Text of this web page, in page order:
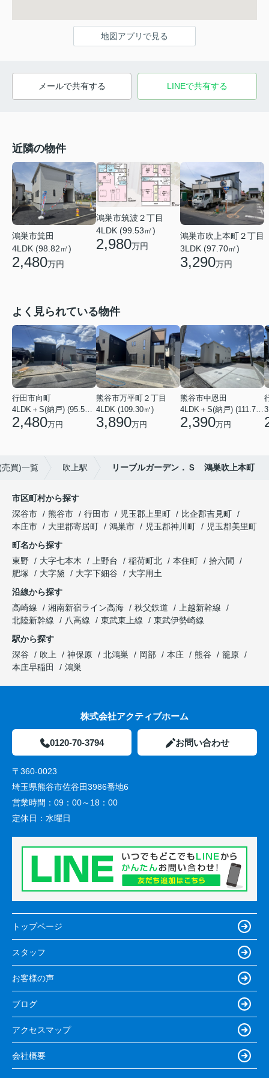
地図アプリで見る
メールで共有する LINEで共有する
近隣の物件
鴻巣市箕田
4LDK (98.82㎡)
2,480万円
鴻巣市筑波２丁目
4LDK (99.53㎡)
2,980万円
鴻巣市吹上本町２丁目
3LDK (97.70㎡)
3,290万円
よく見られている物件
行田市向町
4LDK＋S(納戸) (95.58㎡)
2,480万円
熊谷市万平町２丁目
4LDK (109.30㎡)
3,890万円
熊谷市中恩田
4LDK＋S(納戸) (111.78㎡)
2,390万円
買)一覧 吹上駅 リーブルガーデン．Ｓ 鴻巣吹上本町
市区町村から探す
深谷市
熊谷市 行田市 児玉郡上里町
比企郡吉見町
本庄市
大里郡寄居町 鴻巣市 児玉郡神川町
児玉郡美里町
町名から探す
東野
大字七本木 上野台 稲荷町北 本住町
拾六間
肥塚
大字黛 大字下細谷
大字用土
沿線から探す
高崎線
湘南新宿ライン高海 秩父鉄道
上越新幹線
北陸新幹線
八高線 東武東上線
東武伊勢崎線
駅から探す
深谷
吹上 神保原 北鴻巣 岡部 本庄 熊谷
籠原
本庄早稲田
鴻巣
株式会社アクティブホーム
0120-70-3794 お問い合わせ
〒360-0023
埼玉県熊谷市佐谷田3986番地6
営業時間： 09：00～18：00
定休日： 水曜日
トップページ
スタッフ
お客様の声
ブログ
アクセスマップ
会社概要